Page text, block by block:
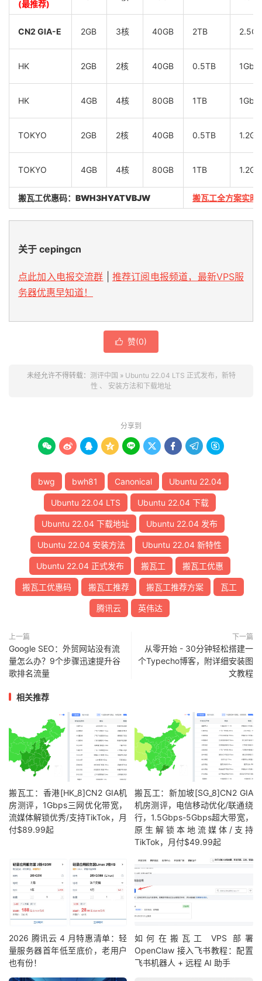
(最推荐)
CN2 GIA-E 2GB 3核 40GB 2TB
HK 2GB 2核 40GB 0.5TB
HK 4GB 4核 80GB 1TB
TOKYO 2GB 2核 40GB 0.5TB
TOKYO 4GB 4核 80GB 1TB
搬瓦工优惠码： BWH3HYATVBJW 搬瓦工全方案实时
关于 cepingcn
点此加入电报交流群
推荐订阅电报频道，最新VPS服
务器优惠早知道！
 赞(0)
未经允许不得转载： 测评中国 » Ubuntu 22.04 LTS 正式发布，新特
性 、 安装方法和下载地址
分享到
        
bwg bwh81 Canonical Ubuntu 22.04
Ubuntu 22.04 LTS Ubuntu 22.04 下载
Ubuntu 22.04 下载地址 Ubuntu 22.04 发布
Ubuntu 22.04 安装方法 Ubuntu 22.04 新特性
Ubuntu 22.04 正式发布 搬瓦工 搬瓦工优惠
搬瓦工优惠码 搬瓦工推荐 搬瓦工推荐方案 瓦工
腾讯云 英伟达
上一篇
Google SEO：外贸网站没有流
量怎么办？9个步骤迅速提升谷
歌排名流量
下一篇
从零开始 - 30分钟轻松搭建一
个Typecho博客，附详细安装图
文教程
相关推荐
搬瓦工：香港[HK_8]CN2 GIA机
房测评，1Gbps三网优化带宽，
流媒体解锁优秀/支持TikTok，月
付$89.99起
搬瓦工：新加坡[SG_8]CN2 GIA
机房测评，电信移动优化/联通绕
行，1.5Gbps-5Gbps超大带宽，
原生解锁本地流媒体/支持
TikTok，月付$49.99起
2026 腾讯云 4 月特惠清单：轻
量服务器首年低至底价，老用户
也有份！
如何在搬瓦工 VPS 部署
OpenClaw 接入飞书教程：配置
飞书机器人 + 远程 AI 助手